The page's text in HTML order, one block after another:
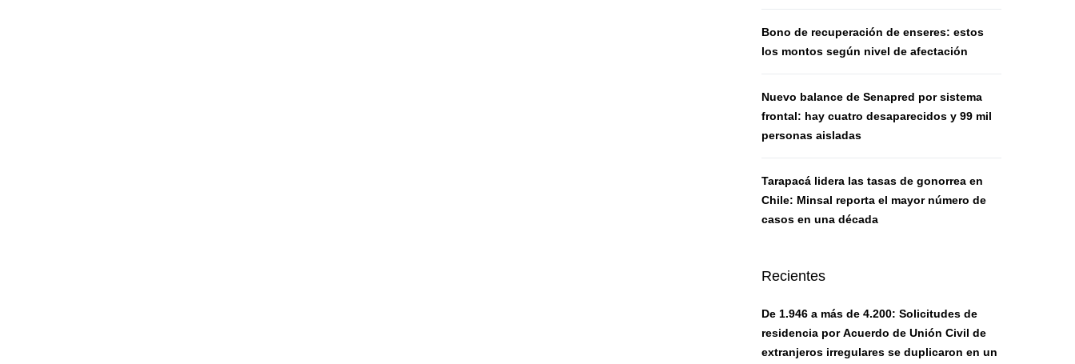
Bono de recuperación de enseres: estos
los montos según nivel de afectación
Nuevo balance de Senapred por sistema
frontal: hay cuatro desaparecidos y 99 mil
personas aisladas
Tarapacá lidera las tasas de gonorrea en
Chile: Minsal reporta el mayor número de
casos en una década
Recientes
De 1.946 a más de 4.200: Solicitudes de
residencia por Acuerdo de Unión Civil de
extranjeros irregulares se duplicaron en un